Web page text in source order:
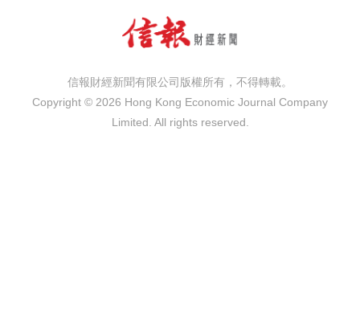
信報財經新聞有限公司版權所有，不得轉載。
Copyright © 2026 Hong Kong Economic Journal Company
Limited. All rights reserved.